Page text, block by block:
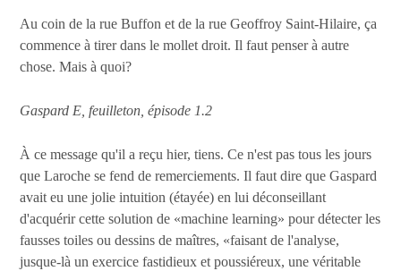
Au coin de la rue Buffon et de la rue Geoffroy Saint-Hilaire, ça
commence à tirer dans le mollet droit. Il faut penser à autre
chose. Mais à quoi?
Gaspard E, feuilleton, épisode 1.2
À ce message qu'il a reçu hier, tiens. Ce n'est pas tous les jours
que Laroche se fend de remerciements. Il faut dire que Gaspard
avait eu une jolie intuition (étayée) en lui déconseillant
d'acquérir cette solution de «machine learning» pour détecter les
fausses toiles ou dessins de maîtres, «faisant de l'analyse,
jusque-là un exercice fastidieux et poussiéreux, une véritable